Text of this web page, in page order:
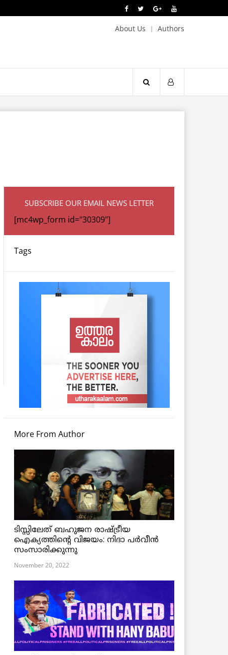
About Us Authors
SUBSCRIBE OUR EMAIL NEWS LETTER
[mc4wp_form id="30309"]
Tags
More From Author
ടിസ്സിലേത് ബഹുജന രാഷ്ട്രീയ
ഐക്യത്തിന്റെ വിജയം: നിദാ പർവീൻ
സംസാരിക്കുന്നു
November 20, 2022